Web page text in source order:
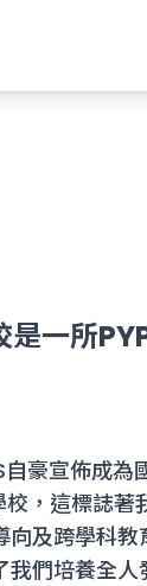
是一所
自豪宣佈成為
校，這標誌
向及跨學科
我們培養全